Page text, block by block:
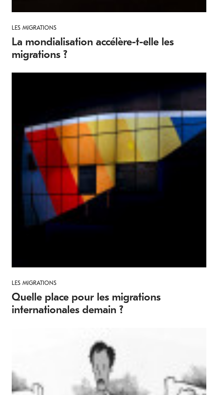
LES MIGRATIONS
La mondialisation accélère-t-elle les
migrations ?
LES MIGRATIONS
Quelle place pour les migrations
internationales demain ?